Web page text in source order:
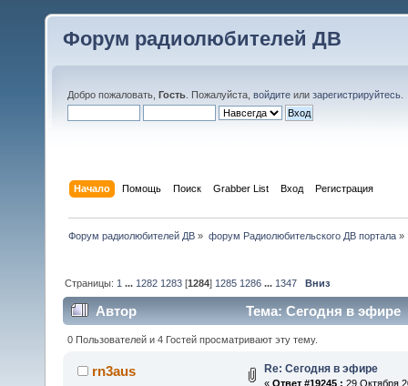
Форум радиолюбителей ДВ
Добро пожаловать, Гость . Пожалуйста, войдите или зарегистрируйтесь
Начало Помощь Поиск Grabber List Вход Регистрация
Форум радиолюбителей ДВ » форум Радиолюбительского ДВ портала»
Страницы: 1 ... 1282 1283 [1284] 1285 1286 ... 1347 Вниз
Автор Тема: Сегодня в эфире
0 Пользователей и 4 Гостей просматривают эту тему.
rn3aus Re: Сегодня в эфире
« Ответ #19245 : 29 Октября